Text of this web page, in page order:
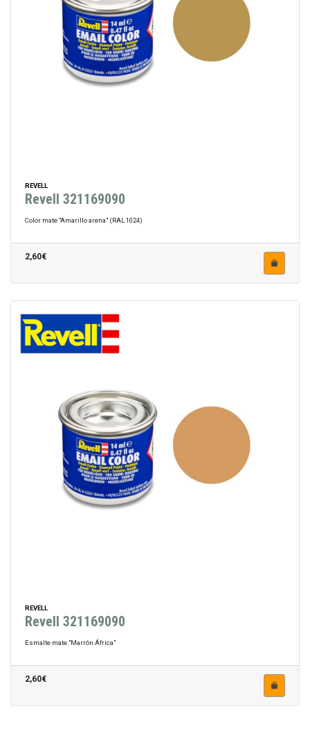
REVELL
Revell 321169090
Color mate "Amarillo arena" (RAL 1024)
2,60€
REVELL
Revell 321169090
Esmalte mate "Marrón África"
2,60€